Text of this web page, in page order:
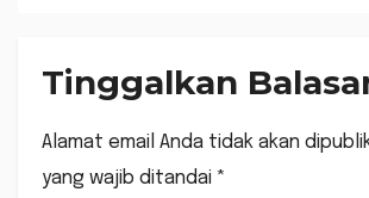
Tinggalkan
Alamat email Anda tidak akan
yang wajib ditandai *